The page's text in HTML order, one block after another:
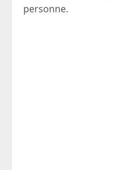
personne.